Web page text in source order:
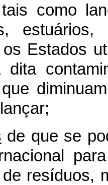
como
Estados
dita
de que se
resíduos,